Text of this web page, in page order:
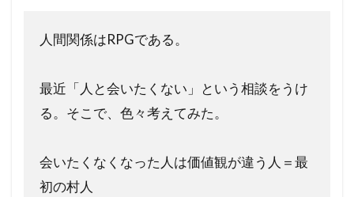
人間関係はRPGである。
最近「人と会いたくない」という相談をうけ
る。そこで、色々考えてみた。
会いたくなくなった人は価値観が違う人＝最
初の村人